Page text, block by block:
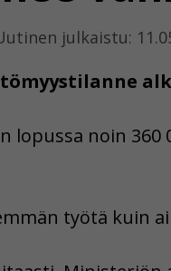
julkaistu:
noin 360
työtä kuin